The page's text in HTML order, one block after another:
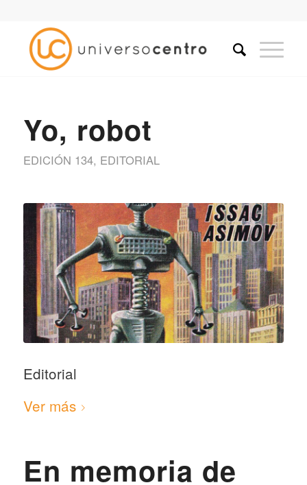
Yo, robot
EDICIÓN 134, EDITORIAL
Editorial
Ver más
En memoria de